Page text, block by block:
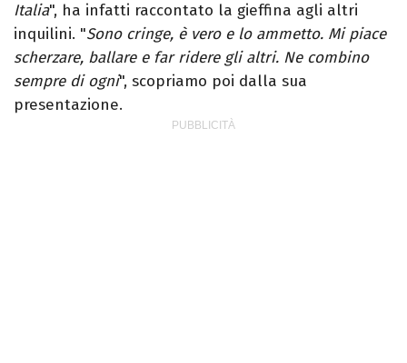
Italia", ha infatti raccontato la gieffina agli altri
inquilini. "Sono cringe, è vero e lo ammetto. Mi piace
scherzare, ballare e far ridere gli altri. Ne combino
sempre di ogni", scopriamo poi dalla sua
presentazione.